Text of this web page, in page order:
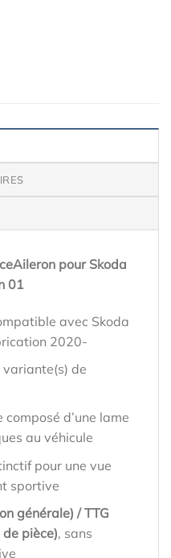
pour Skoda
01
avec Skoda
2020-
de
d’une lame
au véhicule
pour une vue
sportive
générale) / TTG
pièce), sans